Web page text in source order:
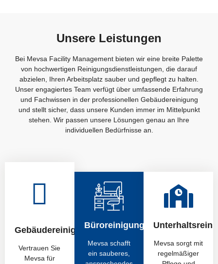
Unsere Leistungen
Bei Mevsa Facility Management bieten wir eine breite Palette
von hochwertigen Reinigungsdienstleistungen, die darauf
abzielen, Ihren Arbeitsplatz sauber und gepflegt zu halten.
Unser engagiertes Team verfügt über umfassende Erfahrung
und Fachwissen in der professionellen Gebäudereinigung
und stellt sicher, dass unsere Kunden immer im Mittelpunkt
stehen. Wir passen unsere Lösungen genau an Ihre
individuellen Bedürfnisse an.
Gebäudereinigung
Vertrauen Sie
Mevsa für
Büroreinigung
Mevsa schafft
ein sauberes,
Mevsa sorgt mit
regelmäßiger